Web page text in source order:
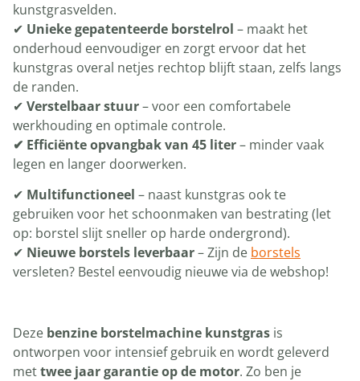
kunstgrasvelden.
✔ Unieke gepatenteerde borstelrol – maakt het
onderhoud eenvoudiger en zorgt ervoor dat het
kunstgras overal netjes rechtop blijft staan, zelfs langs
de randen.
✔ Verstelbaar stuur– voor een comfortabele
werkhouding en optimale controle.
✔ Efficiënte opvangbak van 45 liter– minder vaak
legen en langer doorwerken.
✔ Multifunctioneel – naast kunstgras ook te
gebruiken voor het schoonmaken van bestrating (let
op: borstel slijt sneller op harde ondergrond).
✔ Nieuwe borstels leverbaar– Zijn de borstels
versleten? Bestel eenvoudig nieuwe via de webshop!
Deze benzine borstelmachine kunstgras is
ontworpen voor intensief gebruik en wordt geleverd
mettwee jaar garantie op de motor. Zo ben je